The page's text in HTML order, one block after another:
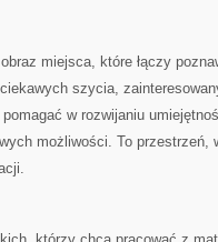
miejsca, które łączy
szycia,
w rozwijaniu
możliwości. To